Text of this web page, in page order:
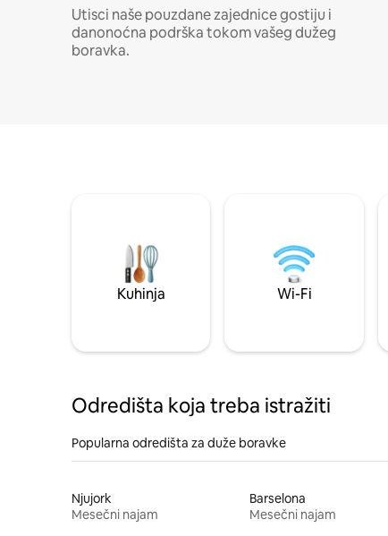
Utisci naše pouzdane zajednice gostiju i
danonoćna podrška tokom vašeg dužeg
boravka.
Kuhinja Wi-Fi
Odredišta koja treba istražiti
Popularna odredišta za duže boravke
Njujork
Mesečni najam
Barselona
Mesečni najam